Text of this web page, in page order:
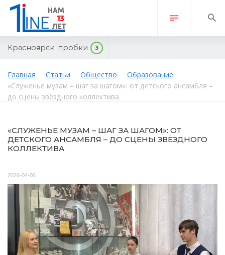
Красноярск: пробки 3
Главная Статьи Общество
Образование
«Служенье музам – шаг за шагом»: от детского ансамбля –
до сцены звёздного коллектива
«СЛУЖЕНЬЕ МУЗАМ – ШАГ ЗА ШАГОМ»: ОТ
ДЕТСКОГО АНСАМБЛЯ – ДО СЦЕНЫ ЗВЁЗДНОГО
КОЛЛЕКТИВА
2026-04-06